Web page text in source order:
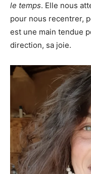
le temps. Elle nous
pour nous recentrer,
est une main tendue
direction, sa joie.